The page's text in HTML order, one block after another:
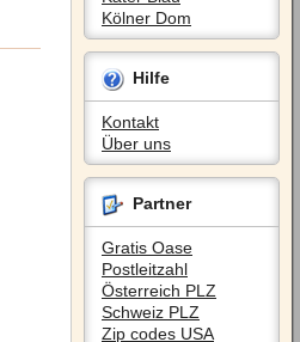
Kölner Dom
Hilfe
Kontakt
Über uns
Partner
Gratis Oase
Postleitzahl
Österreich PLZ
Schweiz PLZ
Zip codes USA